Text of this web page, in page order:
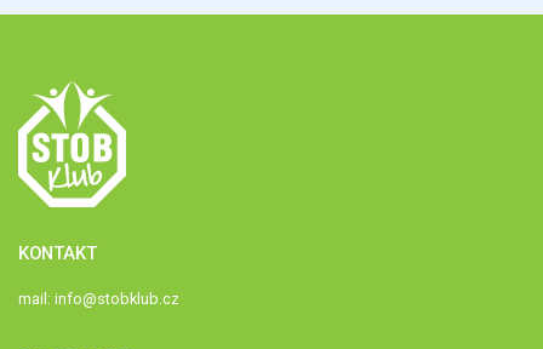
KONTAKT
mail: info@stobklub.cz